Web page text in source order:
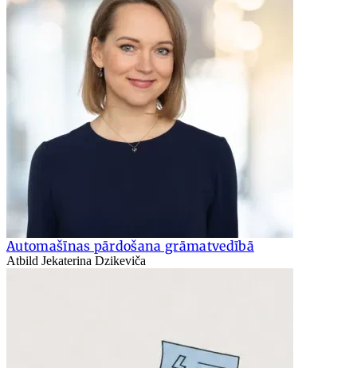
Automašīnas pārdošana grāmatvedībā
Atbild Jekaterina Dzikeviča